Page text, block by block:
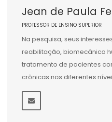
Jean de Paula
PROFESSOR DE ENSINO SUPERIOR
Na pesquisa, seus
reabilitação, biomecânica
tratamento de pacientes
crônicas nos diferentes